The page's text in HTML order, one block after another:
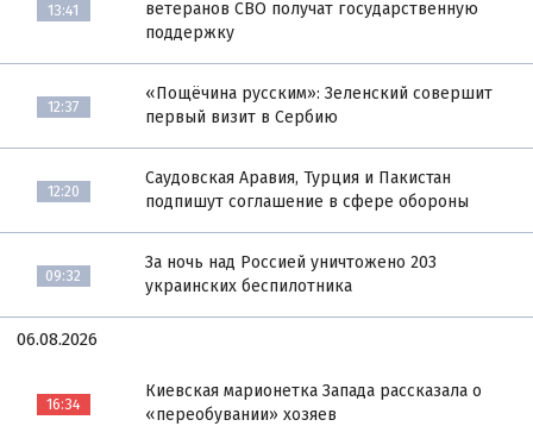
13:41
ветеранов СВО получат государственную
поддержку
12:37
«Пощёчина русским»: Зеленский совершит
первый визит в Сербию
12:20
Саудовская Аравия, Турция и Пакистан
подпишут соглашение в сфере обороны
09:32
За ночь над Россией уничтожено 203
украинских беспилотника
06.08.2026
16:34
Киевская марионетка Запада рассказала о
«переобувании» хозяев